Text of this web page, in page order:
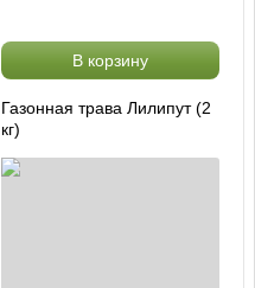
В корзину
Газонная трава Лилипут (2
кг)